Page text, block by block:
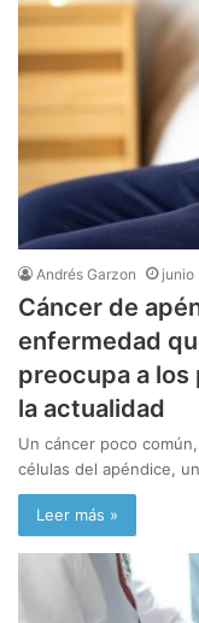
Andrés Garzon junio
Cáncer de
enfermedad
preocupa a los
la actualidad
Un cáncer poco
células del apéndice,
Leer más »